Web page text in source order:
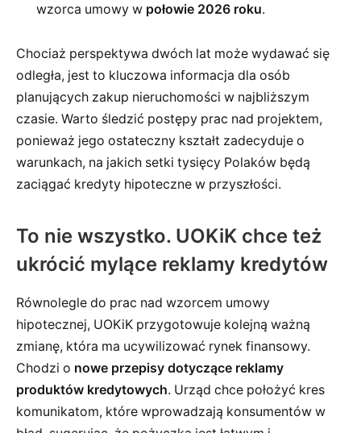
wzorca umowy w połowie 2026 roku.
Chociaż perspektywa dwóch lat może wydawać się
odległa, jest to kluczowa informacja dla osób
planujących zakup nieruchomości w najbliższym
czasie. Warto śledzić postępy prac nad projektem,
ponieważ jego ostateczny kształt zadecyduje o
warunkach, na jakich setki tysięcy Polaków będą
zaciągać kredyty hipoteczne w przyszłości.
To nie wszystko. UOKiK chce też
ukrócić mylące reklamy kredytów
Równolegle do prac nad wzorcem umowy
hipotecznej, UOKiK przygotowuje kolejną ważną
zmianę, która ma ucywilizować rynek finansowy.
Chodzi o nowe przepisy dotyczące reklamy
produktów kredytowych. Urząd chce położyć kres
komunikatom, które wprowadzają konsumentów w